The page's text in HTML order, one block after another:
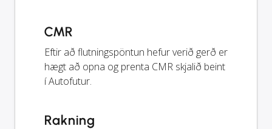
CMR
Eftir að flutningspöntun hefur verið gerð er
hægt að opna og prenta CMR skjalið beint
í Autofutur.
Rakning